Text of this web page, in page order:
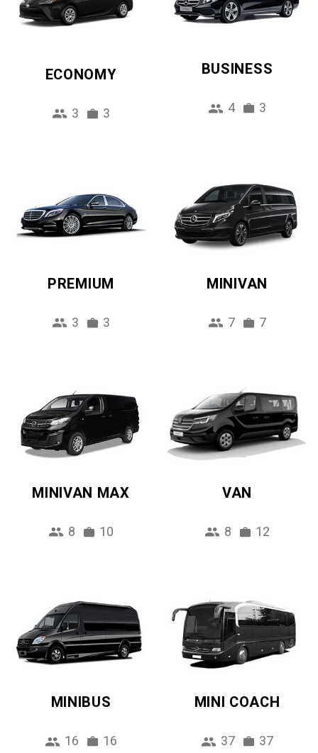
ECONOMY
3 3
BUSINESS
4 3
PREMIUM
3 3
MINIVAN
7 7
MINIVAN MAX
8 10
VAN
8 12
MINIBUS
16 16
MINI COACH
37 37